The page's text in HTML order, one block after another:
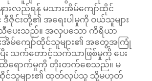
နားလည်ရန် မသားအိမ်ကျော်ထိုင်
ဒီဇိုင်းတို့၏ အရေးပါမှုကို ဝယ်သူများ
ပေးသည်။ အလှပသော ကိရိယာ
အိမ်ကျော်ထိုင်သူများ၏ အတွေ့အကြုံ
း သက်တောင့်သက်သာဖြစ်မှုကို ပေး
ထိရောက်မှုကို တိုးတက်စေသည်။ မ
ထိုင်သူများ၏ ထုတ်လုပ်သူ သို့မဟုတ်